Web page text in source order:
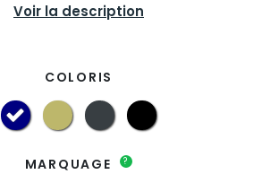
Voir la description
COLORIS
MARQUAGE ?